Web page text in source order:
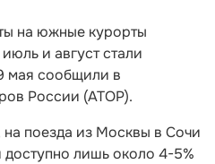
на южные курорты
и август стали
мая сообщили в
России (АТОР).
поезда из Москвы в Сочи
лишь около 4-5%